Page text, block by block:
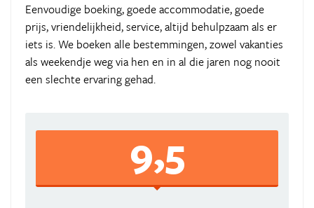
Eenvoudige boeking, goede accommodatie, goede
prijs, vriendelijkheid, service, altijd behulpzaam als er
iets is. We boeken alle bestemmingen, zowel vakanties
als weekendje weg via hen en in al die jaren nog nooit
een slechte ervaring gehad.
9,5